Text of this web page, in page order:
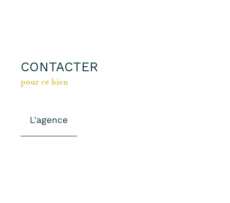
CONTACTER
pour ce bien
L'agence